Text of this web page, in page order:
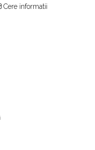
Cere informatii